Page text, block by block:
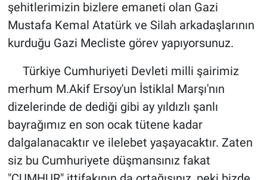
şehitlerimizin bizlere emaneti olan Gazi
Mustafa Kemal Atatürk ve Silah arkadaşlarının
kurduğu Gazi Mecliste görev yapıyorsunuz.
Türkiye Cumhuriyeti Devleti milli şairimiz
merhum M.Akif Ersoy'un İstiklal Marşı'nın
dizelerinde de dediği gibi ay yıldızlı şanlı
bayrağımız en son ocak tütene kadar
dalgalanacaktır ve ilelebet yaşayacaktır. Zaten
siz bu Cumhuriyete düşmansınız fakat